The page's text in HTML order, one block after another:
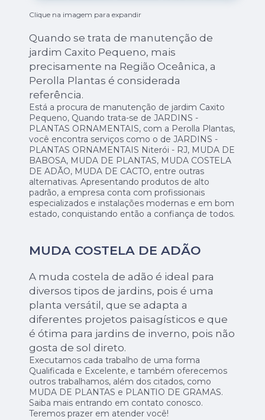
Clique na imagem para expandir
Quando se trata de manutenção de
jardim Caxito Pequeno, mais
precisamente na Região Oceânica, a
Perolla Plantas é considerada
referência.
Está a procura de manutenção de jardim Caxito
Pequeno, Quando trata-se de JARDINS -
PLANTAS ORNAMENTAIS, com a Perolla Plantas,
você encontra serviços como o de JARDINS -
PLANTAS ORNAMENTAIS Niterói - RJ, MUDA DE
BABOSA, MUDA DE PLANTAS, MUDA COSTELA
DE ADÃO, MUDA DE CACTO, entre outras
alternativas. Apresentando produtos de alto
padrão, a empresa conta com profissionais
especializados e instalações modernas e em bom
estado, conquistando então a confiança de todos.
MUDA COSTELA DE ADÃO
A muda costela de adão é ideal para
diversos tipos de jardins, pois é uma
planta versátil, que se adapta a
diferentes projetos paisagísticos e que
é ótima para jardins de inverno, pois não
gosta de sol direto.
Executamos cada trabalho de uma forma
Qualificada e Excelente, e também oferecemos
outros trabalhamos, além dos citados, como
MUDA DE PLANTAS e PLANTIO DE GRAMAS.
Saiba mais entrando em contato conosco.
Teremos prazer em atender você!